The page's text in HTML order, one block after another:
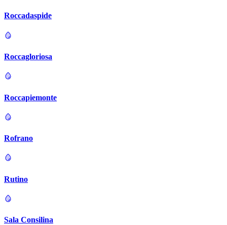
Roccadaspide
Roccagloriosa
Roccapiemonte
Rofrano
Rutino
Sala Consilina